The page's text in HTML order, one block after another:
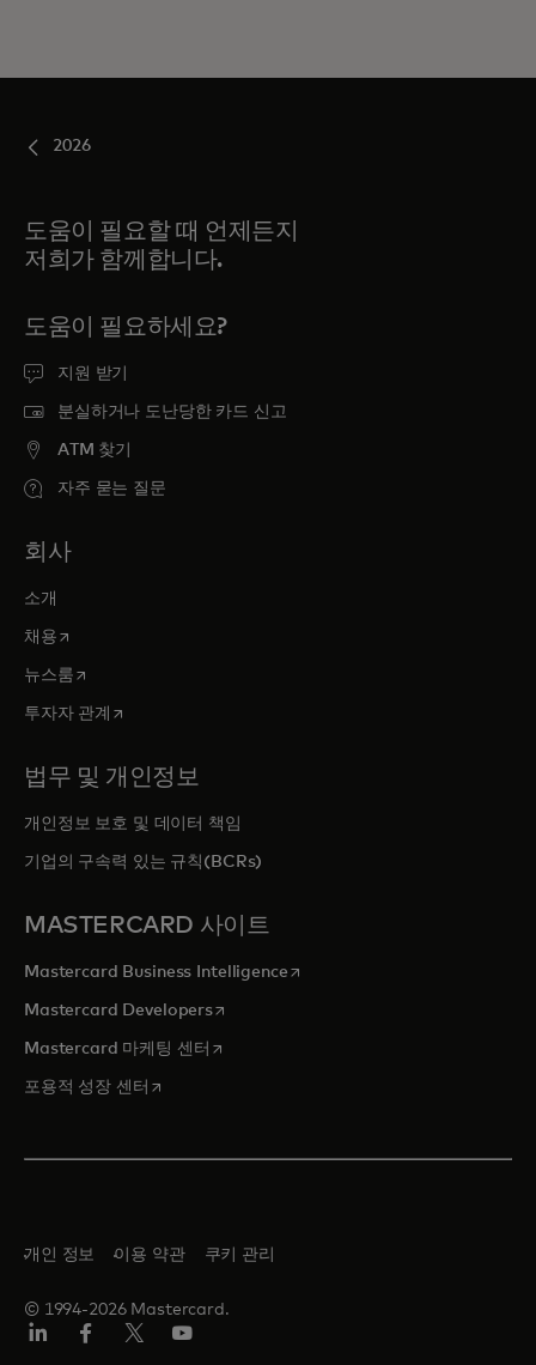
2026
도움이 필요할 때 언제든지
저희가 함께합니다.
도움이 필요하세요?
지원 받기
분실하거나 도난당한 카드 신고
ATM 찾기
자주 묻는 질문
회사
소개
채용새 탭에서 열림
뉴스룸새 탭에서 열림
투자자 관계 새 탭에서 열림
법무 및 개인정보
개인정보 보호 및 데이터 책임
기업의 구속력 있는 규칙(BCRs)
MASTERCARD 사이트
Mastercard Business Intelligence새 탭에서 열림
Mastercard Developers새 탭에서 열림
Mastercard 마케팅 센터 새 탭에서 열림
포용적 성장 센터 새 탭에서 열림
© 1994-2026 Mastercard.
개인 정보 이용 약관 쿠키 관리